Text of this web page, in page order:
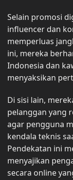
Selain promosi
influencer dan
memperluas
ini, mereka
Indonesia dan
menyaksikan
Di sisi lain,
pelanggan yang
agar pengguna
kendala teknis
Pendekatan ini
menyajikan
secara online